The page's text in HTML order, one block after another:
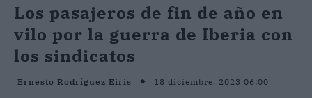
Los pasajeros de fin de año en
vilo por la guerra de Iberia con
los sindicatos
Ernesto Rodríguez Eiris 18 diciembre, 2023 06:00